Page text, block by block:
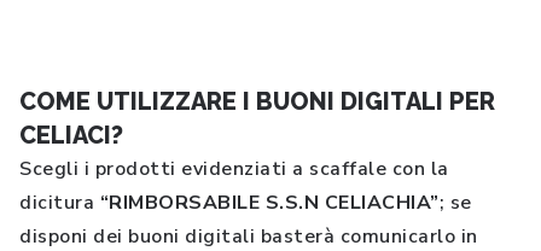
COME UTILIZZARE I BUONI DIGITALI PER
CELIACI?
Scegli i prodotti evidenziati a scaffale con la
dicitura “RIMBORSABILE S.S.N CELIACHIA”; se
disponi dei buoni digitali basterà comunicarlo in